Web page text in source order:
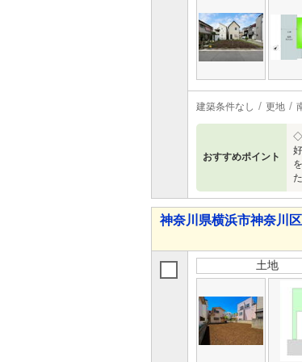
建築条件なし 更地
おすすめポイント
神奈川県横浜市神奈川
土地